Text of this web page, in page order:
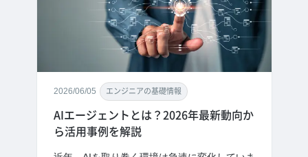
2026/06/05 エンジニアの基礎情報
AIエージェントとは？2026年最新動向か
ら活用事例を解説